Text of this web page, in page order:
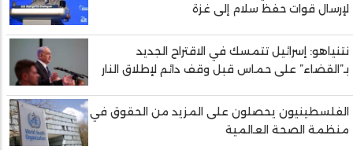
لإرسال قوات حفظ سلام إلى غزة
نتنياهو: إسرائيل تتمسك في الاقتراح الجديد
بـ”القضاء” على حماس قبل وقف دائم لإطلاق النار
الفلسطينيون يحصلون على المزيد من الحقوق في
منظمة الصحة العالمية